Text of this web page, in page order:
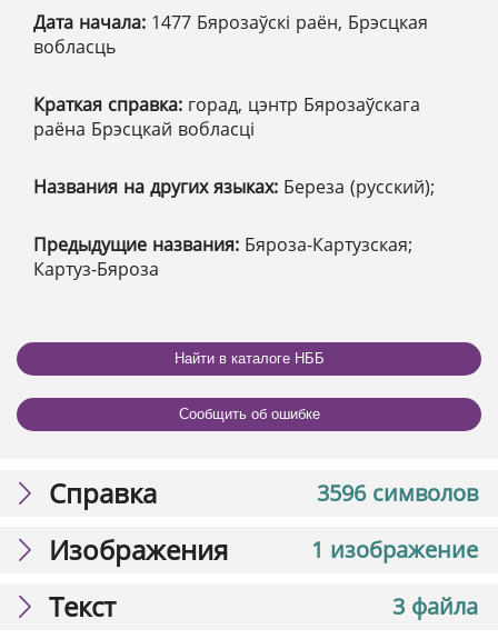
Дата начала: 1477 Бярозаўскі раён, Брэсцкая
вобласць
Краткая справка: горад, цэнтр Бярозаўскага
раёна Брэсцкай вобласці
Названия на других языках: Береза (русский);
Предыдущие названия: Бяроза-Картузская;
Картуз-Бяроза
Найти в каталоге НББ
Сообщить об ошибке
3596 символов
Справка
1 изображение
Изображения
3 файла
Текст